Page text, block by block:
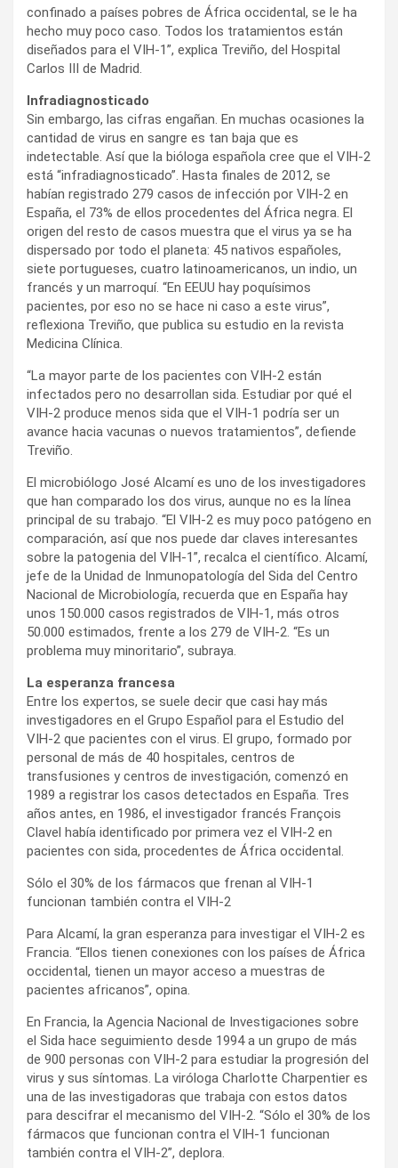
confinado a países pobres de África occidental, se le ha
hecho muy poco caso. Todos los tratamientos están
diseñados para el VIH-1”, explica Treviño, del Hospital
Carlos III de Madrid.
Infradiagnosticado
Sin embargo, las cifras engañan. En muchas ocasiones la
cantidad de virus en sangre es tan baja que es
indetectable. Así que la bióloga española cree que el VIH-2
está “infradiagnosticado”. Hasta finales de 2012, se
habían registrado 279 casos de infección por VIH-2 en
España, el 73% de ellos procedentes del África negra. El
origen del resto de casos muestra que el virus ya se ha
dispersado por todo el planeta: 45 nativos españoles,
siete portugueses, cuatro latinoamericanos, un indio, un
francés y un marroquí. “En EEUU hay poquísimos
pacientes, por eso no se hace ni caso a este virus”,
reflexiona Treviño, que publica su estudio en la revista
Medicina Clínica.
“La mayor parte de los pacientes con VIH-2 están
infectados pero no desarrollan sida. Estudiar por qué el
VIH-2 produce menos sida que el VIH-1 podría ser un
avance hacia vacunas o nuevos tratamientos”, defiende
Treviño.
El microbiólogo José Alcamí es uno de los investigadores
que han comparado los dos virus, aunque no es la línea
principal de su trabajo. “El VIH-2 es muy poco patógeno en
comparación, así que nos puede dar claves interesantes
sobre la patogenia del VIH-1”, recalca el científico. Alcamí,
jefe de la Unidad de Inmunopatología del Sida del Centro
Nacional de Microbiología, recuerda que en España hay
unos 150.000 casos registrados de VIH-1, más otros
50.000 estimados, frente a los 279 de VIH-2. “Es un
problema muy minoritario”, subraya.
La esperanza francesa
Entre los expertos, se suele decir que casi hay más
investigadores en el Grupo Español para el Estudio del
VIH-2 que pacientes con el virus. El grupo, formado por
personal de más de 40 hospitales, centros de
transfusiones y centros de investigación, comenzó en
1989 a registrar los casos detectados en España. Tres
años antes, en 1986, el investigador francés François
Clavel había identificado por primera vez el VIH-2 en
pacientes con sida, procedentes de África occidental.
Sólo el 30% de los fármacos que frenan al VIH-1
funcionan también contra el VIH-2
Para Alcamí, la gran esperanza para investigar el VIH-2 es
Francia. “Ellos tienen conexiones con los países de África
occidental, tienen un mayor acceso a muestras de
pacientes africanos”, opina.
En Francia, la Agencia Nacional de Investigaciones sobre
el Sida hace seguimiento desde 1994 a un grupo de más
de 900 personas con VIH-2 para estudiar la progresión del
virus y sus síntomas. La viróloga Charlotte Charpentier es
una de las investigadoras que trabaja con estos datos
para descifrar el mecanismo del VIH-2. “Sólo el 30% de los
fármacos que funcionan contra el VIH-1 funcionan
también contra el VIH-2”, deplora.